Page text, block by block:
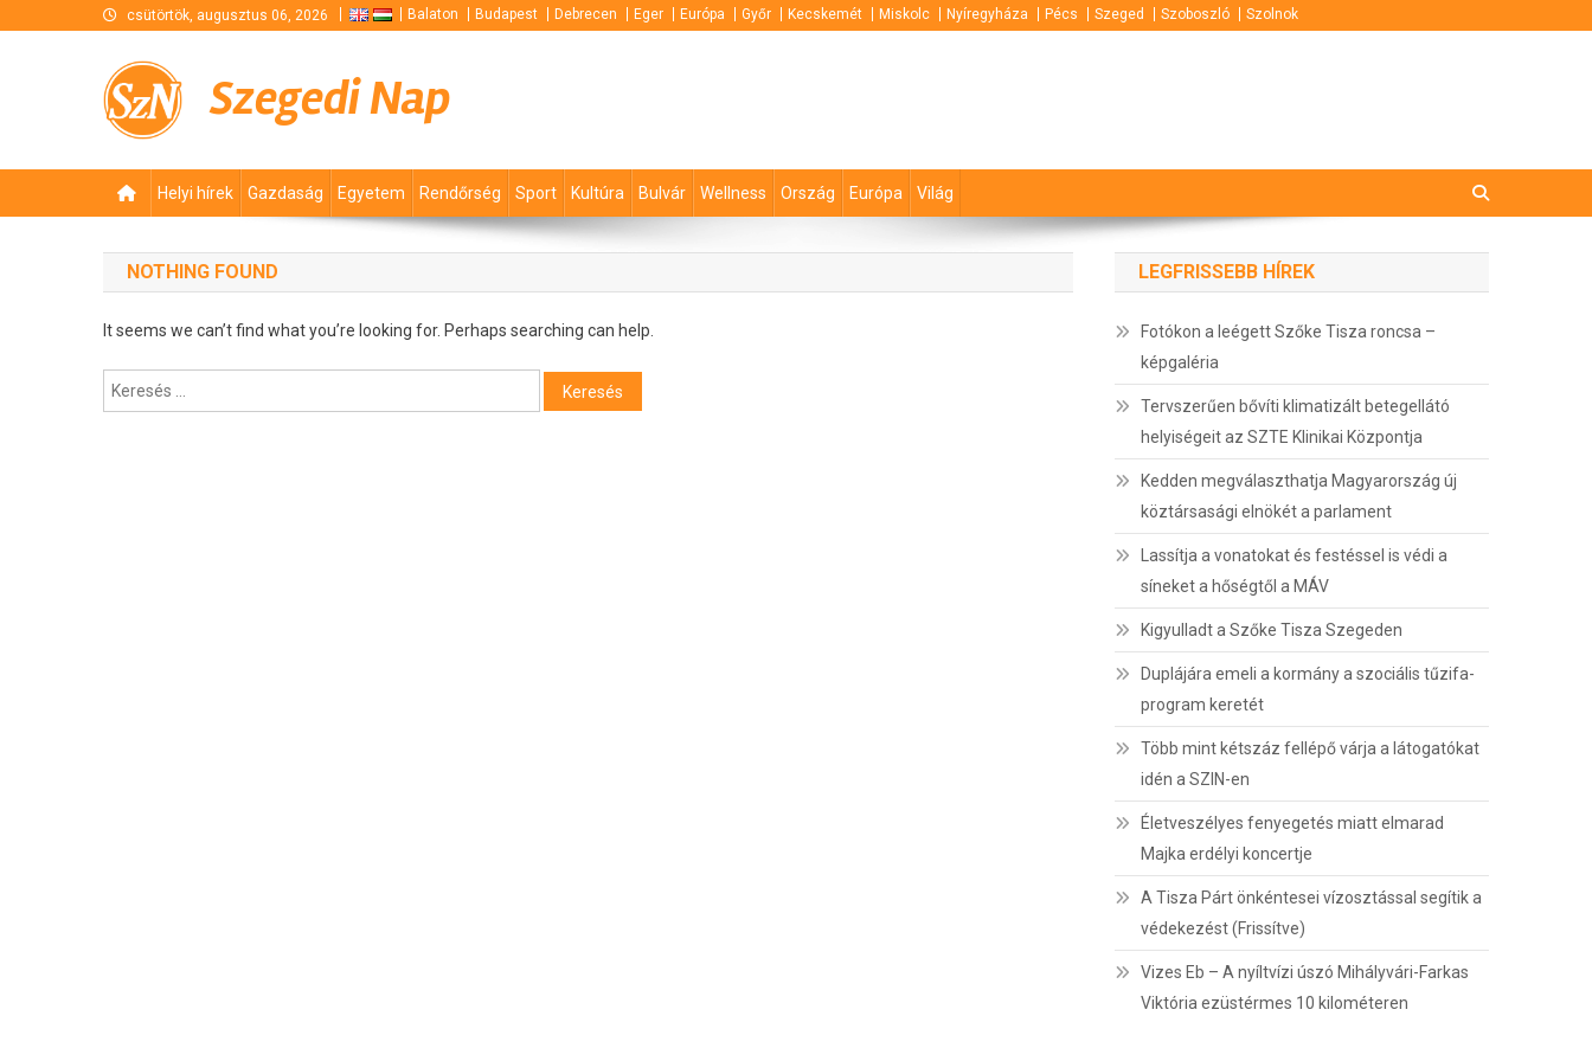
csütörtök, augusztus 06, 2026 Balaton Budapest Debrecen Eger Európa Győr Kecskemét Miskolc Nyíregyháza Pécs Szeged Szoboszló Szolnok
Szegedi Nap
Helyi hírek Gazdaság Egyetem Rendőrség Sport Kultúra Bulvár Wellness Ország Európa Világ
NOTHING FOUND
It seems we can’t find what you’re looking for. Perhaps searching can help.
Keresés:
LEGFRISSEBB HÍREK
Fotókon a leégett Szőke Tisza roncsa –
képgaléria
Tervszerűen bővíti klimatizált betegellátó
helyiségeit az SZTE Klinikai Központja
Kedden megválaszthatja Magyarország új
köztársasági elnökét a parlament
Lassítja a vonatokat és festéssel is védi a
síneket a hőségtől a MÁV
Kigyulladt a Szőke Tisza Szegeden
Duplájára emeli a kormány a szociális tűzifa-
program keretét
Több mint kétszáz fellépő várja a látogatókat
idén a SZIN-en
Életveszélyes fenyegetés miatt elmarad
Majka erdélyi koncertje
A Tisza Párt önkéntesei vízosztással segítik a
védekezést (Frissítve)
Vizes Eb – A nyíltvízi úszó Mihályvári-Farkas
Viktória ezüstérmes 10 kilométeren